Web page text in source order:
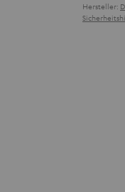
Hersteller: